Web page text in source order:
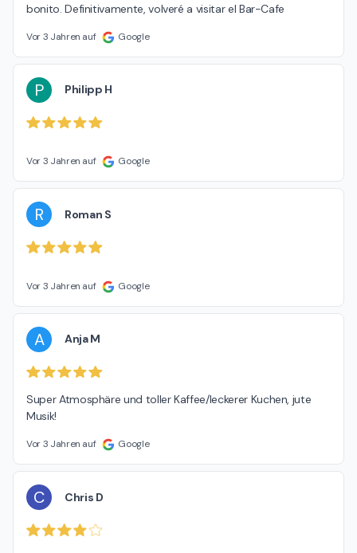
bonito. Definitivamente, volveré a visitar el Bar-Cafe
Vor 3 Jahren auf Google
P Philipp H
Vor 3 Jahren auf Google
R Roman S
Vor 3 Jahren auf Google
A Anja M
Super Atmosphäre und toller Kaffee/leckerer Kuchen, jute
Musik!
Vor 3 Jahren auf Google
C Chris D